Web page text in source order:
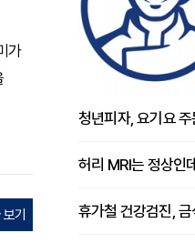
가
기
청년피자, 요기요